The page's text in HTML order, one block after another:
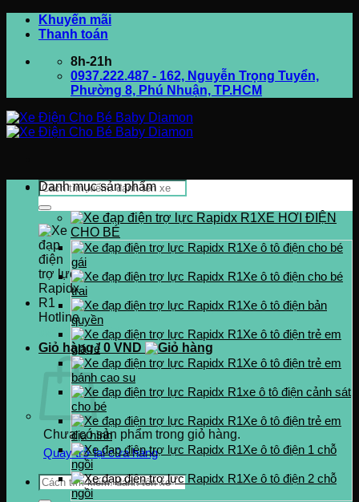
qua
dung
Khuyến mãi
Thanh toán
8h-21h
0937.222.487 - 162, Nguyễn Trọng Tuyển,
Phường 8, Phú Nhuận, TP.HCM
Tìm
kiếm:
Hotline
0937.222.487
Giỏ hàng /0 VND
Chưa có sản phẩm trong giỏ hàng.
Quay trở lại cửa hàng
Tìm
kiếm:
Danh mục sản phẩm
XE HƠI ĐIỆN
CHO BÉ
Xe ô tô điện cho bé
gái
Xe ô tô điện cho bé
trai
Xe ô tô điện bản
quyền
Xe ô tô điện trẻ em
giá rẻ
Xe ô tô điện trẻ em
bánh cao su
xe ô tô điện cảnh sát
cho bé
Xe ô tô điện trẻ em
địa hình
Xe ô tô điện 1 chỗ
ngồi
Xe ô tô điện 2 chỗ
ngồi